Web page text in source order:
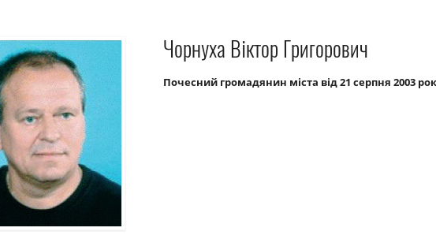
Чорнуха Віктор Григорович
Почесний громадянин міста від 21 серпня 2003